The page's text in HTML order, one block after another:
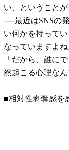
い、ということ
──最近はSNSの
い何かを持って
なっていますよね
「だから、誰に
然起こる心理なん
■相対性剥奪感を